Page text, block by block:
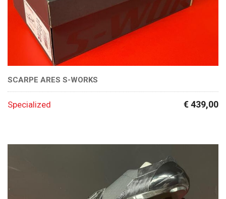
SCARPE ARES S-WORKS
Specialized € 439,00